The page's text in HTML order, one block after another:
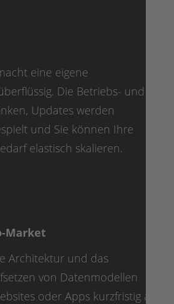
eine eigene
Die Betriebs- und
Updates werden
und Sie können Ihre
elastisch skalieren.
Market
Architektur und das
von Datenmodellen
oder Apps kurzfristig an